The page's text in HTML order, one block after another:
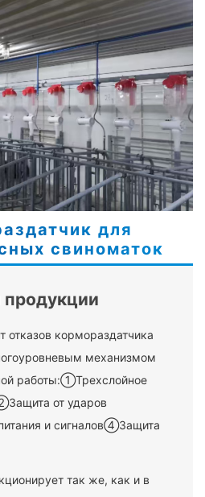
для
свиноматок
продукции
отказов кормораздатчика
механизмом
работы:①Трехслойное
от ударов
и сигналов④Защита
так же, как и в